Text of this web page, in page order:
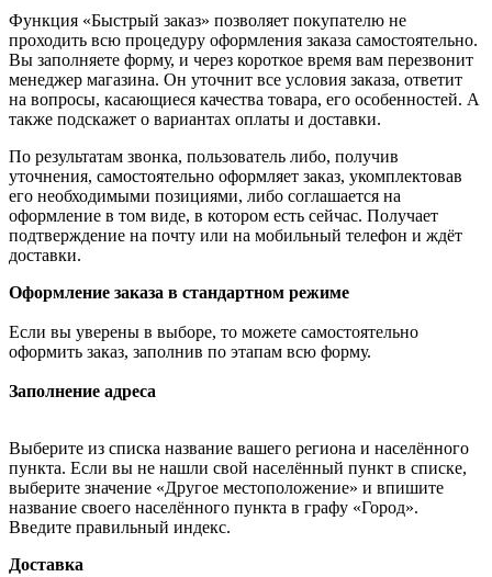
Функция «Быстрый заказ» позволяет покупателю не
проходить всю процедуру оформления заказа самостоятельно.
Вы заполняете форму, и через короткое время вам перезвонит
менеджер магазина. Он уточнит все условия заказа, ответит
на вопросы, касающиеся качества товара, его особенностей. А
также подскажет о вариантах оплаты и доставки.
По результатам звонка, пользователь либо, получив
уточнения, самостоятельно оформляет заказ, укомплектовав
его необходимыми позициями, либо соглашается на
оформление в том виде, в котором есть сейчас. Получает
подтверждение на почту или на мобильный телефон и ждёт
доставки.
Оформление заказа в стандартном режиме
Если вы уверены в выборе, то можете самостоятельно
оформить заказ, заполнив по этапам всю форму.
Заполнение адреса
Выберите из списка название вашего региона и населённого
пункта. Если вы не нашли свой населённый пункт в списке,
выберите значение «Другое местоположение» и впишите
название своего населённого пункта в графу «Город».
Введите правильный индекс.
Доставка